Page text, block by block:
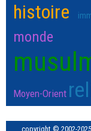
histoire
monde
Moyen-Orient
copyright © 2002-